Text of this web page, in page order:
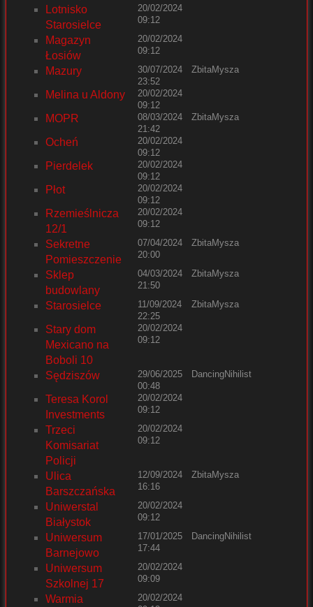
Lotnisko
Starosielce
20/02/2024
09:12
Magazyn
Łosiów
20/02/2024
09:12
Mazury
30/07/2024
23:52
ZbitaMysza
Melina u Aldony
20/02/2024
09:12
MOPR
08/03/2024
21:42
ZbitaMysza
Ocheń
20/02/2024
09:12
Pierdelek
20/02/2024
09:12
Płot
20/02/2024
09:12
Rzemieślnicza
12/1
20/02/2024
09:12
Sekretne
Pomieszczenie
07/04/2024
20:00
ZbitaMysza
Sklep
budowlany
04/03/2024
21:50
ZbitaMysza
Starosielce
11/09/2024
22:25
ZbitaMysza
Stary dom
Mexicano na
Boboli 10
20/02/2024
09:12
Sędziszów
29/06/2025
00:48
DancingNihilist
Teresa Korol
Investments
20/02/2024
09:12
Trzeci
Komisariat
Policji
20/02/2024
09:12
Ulica
Barszczańska
12/09/2024
16:16
ZbitaMysza
Uniwerstal
Białystok
20/02/2024
09:12
Uniwersum
Barnejowo
17/01/2025
17:44
DancingNihilist
Uniwersum
Szkolnej 17
20/02/2024
09:09
Warmia
20/02/2024